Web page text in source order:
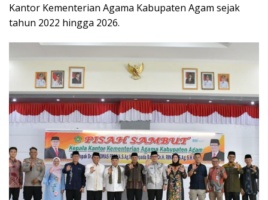
Kantor Kementerian Agama Kabupaten Agam sejak
tahun 2022 hingga 2026.